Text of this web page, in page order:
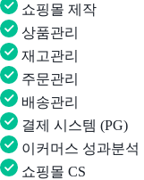
쇼핑몰 제작
상품관리
재고관리
주문관리
배송관리
결제 시스템 (PG)
이커머스 성과분석
쇼핑몰 CS